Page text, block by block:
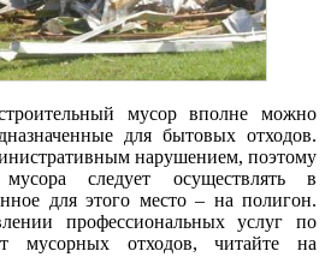
мусор вполне можно
для бытовых отходов.
нарушением, поэтому
следует осуществлять в
для этого место – на полигон.
профессиональных услуг по
мусорных отходов, читайте на